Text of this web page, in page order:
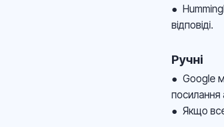
●
відповіді.
Ручні
● Google
посилання
● Якщо